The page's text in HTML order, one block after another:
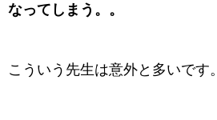
なってしまう。。
こういう先生は意外と多いです。